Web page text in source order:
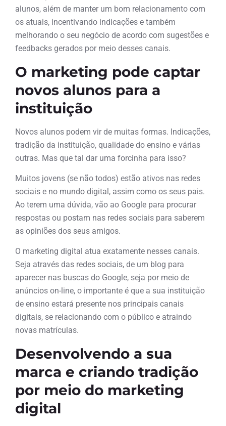
alunos, além de manter um bom relacionamento com
os atuais, incentivando indicações e também
melhorando o seu negócio de acordo com sugestões e
feedbacks gerados por meio desses canais.
O marketing pode captar
novos alunos para a
instituição
Novos alunos podem vir de muitas formas. Indicações,
tradição da instituição, qualidade do ensino e várias
outras. Mas que tal dar uma forcinha para isso?
Muitos jovens (se não todos) estão ativos nas redes
sociais e no mundo digital, assim como os seus pais.
Ao terem uma dúvida, vão ao Google para procurar
respostas ou postam nas redes sociais para saberem
as opiniões dos seus amigos.
O marketing digital atua exatamente nesses canais.
Seja através das redes sociais, de um blog para
aparecer nas buscas do Google, seja por meio de
anúncios on-line, o importante é que a sua instituição
de ensino estará presente nos principais canais
digitais, se relacionando com o público e atraindo
novas matrículas.
Desenvolvendo a sua
marca e criando tradição
por meio do marketing
digital